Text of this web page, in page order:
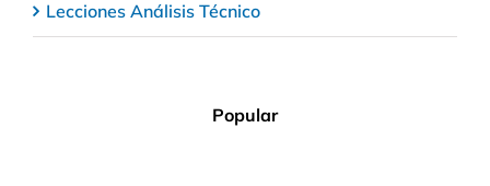
Lecciones Análisis Técnico
Popular